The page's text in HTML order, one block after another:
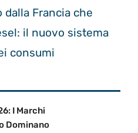
Francia che
il nuovo sistema
consumi
I Marchi
Dominano